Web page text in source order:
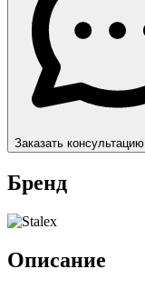
Заказать консультацию
Бренд
Описание